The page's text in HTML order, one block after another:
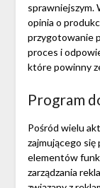
sprawniejszym.
opinia o
przygotowanie
proces i
które powinny
Program
Pośród wielu
zajmującego
elementów
zarządzania